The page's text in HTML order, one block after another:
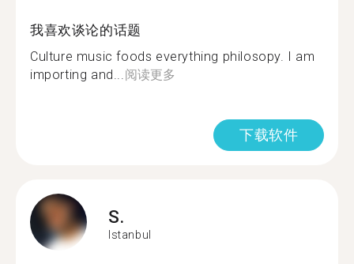
我喜欢谈论的话题
Culture music foods everything philosopy. I am
importing and...阅读更多
下载软件
S.
Istanbul